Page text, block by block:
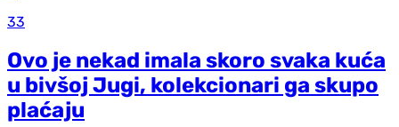
33
Ovo je nekad imala skoro svaka kuća
u bivšoj Jugi, kolekcionari ga skupo
plaćaju